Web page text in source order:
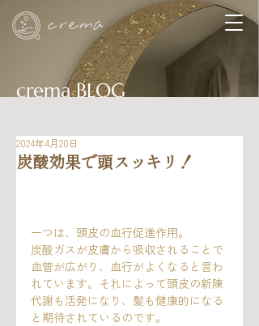
crema BLOG
炭酸効果で頭スッキリ！
2024年4月20日
一つは、頭皮の血行促進作用。
炭酸ガスが皮膚から吸収されることで
血管が広がり、血行がよくなると言わ
れています。それによって頭皮の新陳
代謝も活発になり、髪も健康的になる
と期待されているのです。